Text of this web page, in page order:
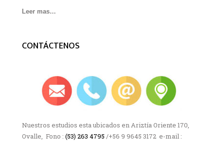
Leer mas…
CONTÁCTENOS
Nuestros estudios esta ubicados en Ariztía Oriente 170,
Ovalle, Fono : (53) 263 4795 /+56 9 9645 3172 e-mail :